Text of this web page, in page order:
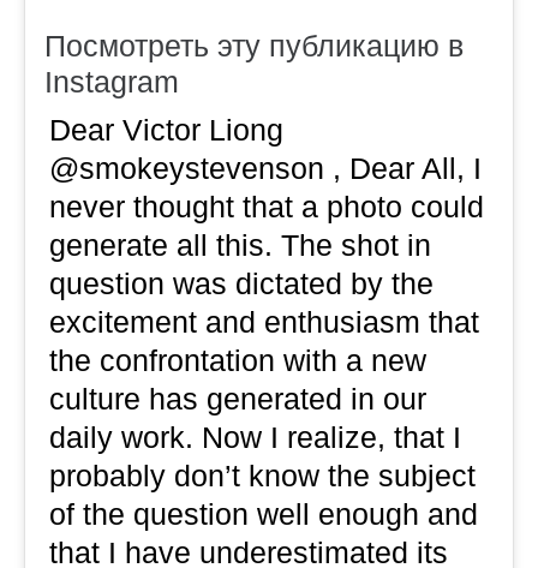
Посмотреть эту публикацию в
Instagram
Dear Victor Liong
@smokeystevenson , Dear All, I
never thought that a photo could
generate all this. The shot in
question was dictated by the
excitement and enthusiasm that
the confrontation with a new
culture has generated in our
daily work. Now I realize, that I
probably don’t know the subject
of the question well enough and
that I have underestimated its